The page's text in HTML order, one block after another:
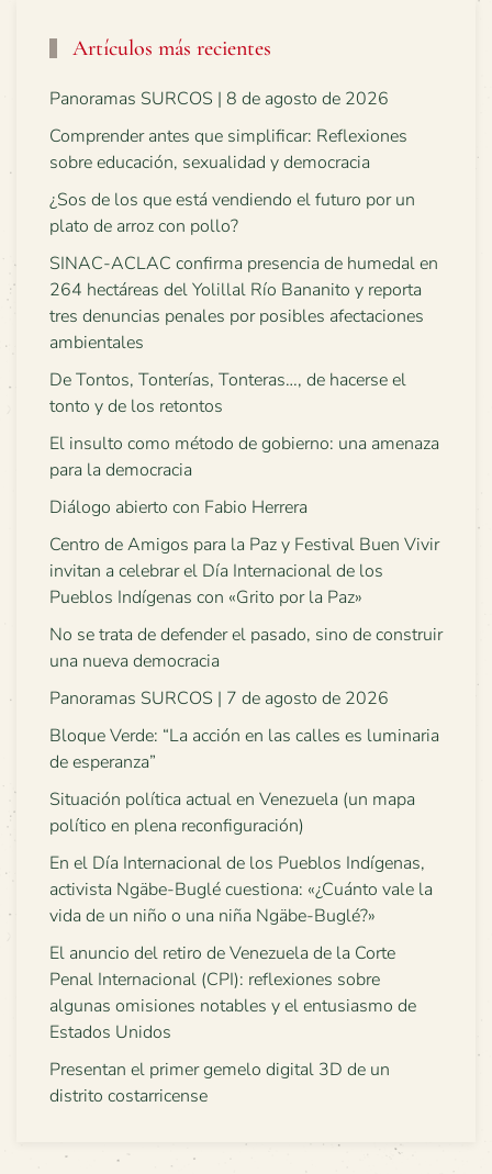
Artículos más recientes
Panoramas SURCOS | 8 de agosto de 2026
Comprender antes que simplificar: Reflexiones
sobre educación, sexualidad y democracia
¿Sos de los que está vendiendo el futuro por un
plato de arroz con pollo?
SINAC-ACLAC confirma presencia de humedal en
264 hectáreas del Yolillal Río Bananito y reporta
tres denuncias penales por posibles afectaciones
ambientales
De Tontos, Tonterías, Tonteras…, de hacerse el
tonto y de los retontos
El insulto como método de gobierno: una amenaza
para la democracia
Diálogo abierto con Fabio Herrera
Centro de Amigos para la Paz y Festival Buen Vivir
invitan a celebrar el Día Internacional de los
Pueblos Indígenas con «Grito por la Paz»
No se trata de defender el pasado, sino de construir
una nueva democracia
Panoramas SURCOS | 7 de agosto de 2026
Bloque Verde: “La acción en las calles es luminaria
de esperanza”
Situación política actual en Venezuela (un mapa
político en plena reconfiguración)
En el Día Internacional de los Pueblos Indígenas,
activista Ngäbe-Buglé cuestiona: «¿Cuánto vale la
vida de un niño o una niña Ngäbe-Buglé?»
El anuncio del retiro de Venezuela de la Corte
Penal Internacional (CPI): reflexiones sobre
algunas omisiones notables y el entusiasmo de
Estados Unidos
Presentan el primer gemelo digital 3D de un
distrito costarricense